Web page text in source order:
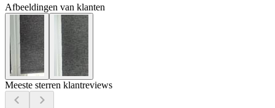
Afbeeldingen van klanten
Meeste sterren klantreviews